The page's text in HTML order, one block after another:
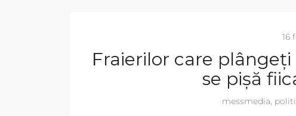
16
Fraierilor care
se pișă
messmedia,